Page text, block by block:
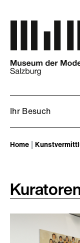
Ihr Besuch
Home